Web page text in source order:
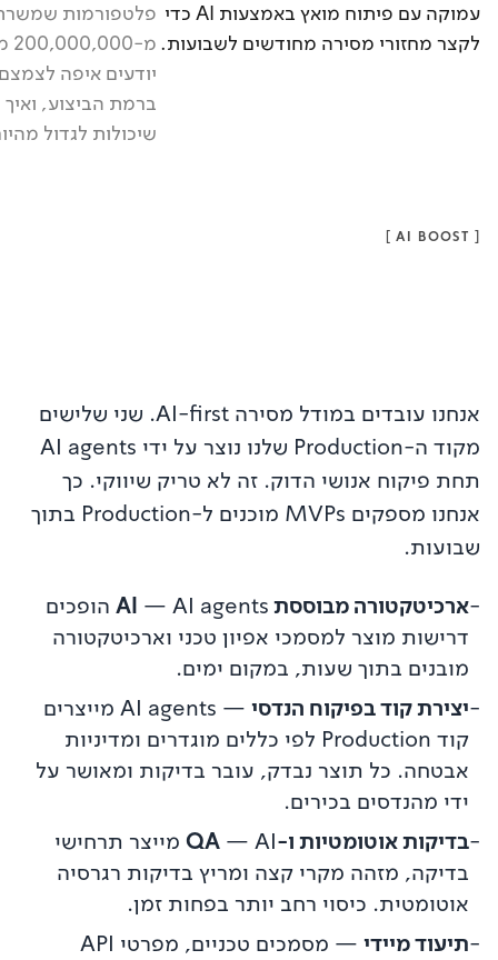
עמוקה עם פיתוח מואץ באמצעות AI כדי
לקצר מחזורי מסירה מחודשים לשבועות.
פלטפורמות
יודעים איפה
ברמת הביצוע,
שיכולות לגדול
[
AI BOOST
]
אנחנו עובדים במודל מסירה AI-first. שני שלישים
מקוד ה-Production שלנו נוצר על ידי AI agents
תחת פיקוח אנושי הדוק. זה לא טריק שיווקי. כך
אנחנו מספקים MVPs מוכנים ל-Production בתוך
שבועות.
-ארכיטקטורה מבוססת AI —
AI agents הופכים
דרישות מוצר למסמכי אפיון טכני וארכיטקטורה
מובנים בתוך שעות, במקום ימים.
-יצירת קוד בפיקוח הנדסי —
AI agents מייצרים
קוד Production לפי כללים מוגדרים ומדיניות
אבטחה. כל תוצר נבדק, עובר בדיקות ומאושר על
ידי מהנדסים בכירים.
-בדיקות אוטומטיות ו-QA —
AI מייצר תרחישי
בדיקה, מזהה מקרי קצה ומריץ בדיקות רגרסיה
אוטומטית. כיסוי רחב יותר בפחות זמן.
-תיעוד מיידי —
מסמכים טכניים, מפרטי API